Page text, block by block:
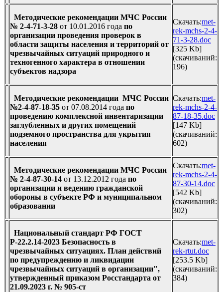
Методические рекомендации МЧС России
№ 2-4-71-3-28 от 10.01.2016 года по
организации проведения проверок в
области защиты населения и территорий от
чрезвычайных ситуаций природного и
техногенного характера в отношении
субъектов надзора
Скачать:met-
rek-mchs-2-4-
71-3-28.doc
[325 Kb]
(cкачиваний:
196)
Методические рекомендации МЧС России
№2-4-87-18-35 от 07.08.2014 года по
проведению комплексной инвентаризации
заглубленных и других помещений
подземного пространства для укрытия
населения
Скачать:met-
rek-mchs-2-4-
87-18-35.doc
[147 Kb]
(cкачиваний:
602)
Методические рекомендации МЧС России
№ 2-4-87-30-14 от 13.12.2012 года по
организации и ведению гражданской
обороны в субъекте РФ и муниципальном
образовании
Скачать:met-
rek-mchs-2-4-
87-30-14.doc
[542 Kb]
(cкачиваний:
302)
Национальный стандарт РФ ГОСТ
Р-22.2.14-2023 Безопасность в
чрезвычайных ситуациях. План действий
по предупреждению и ликвидации
чрезвычайных ситуаций в организации",
утвержденный приказом Росстандарта от
21.09.2023 г. № 905-ст
Скачать:met-
rek-rtut.doc
[253.5 Kb]
(cкачиваний:
384)